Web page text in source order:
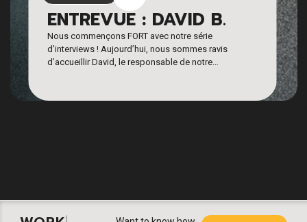
ENTREVUE : DAVID B.
Nous commençons FORT avec notre série
d’interviews ! Aujourd’hui, nous sommes ravis
d’accueillir David, le responsable de notre
entrevues et en apprendre davantage sur l’incroyable